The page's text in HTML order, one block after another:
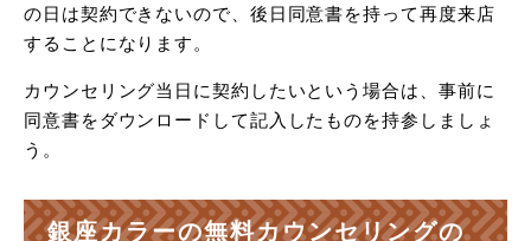
の日は契約できないので、後日同意書を持って再度来店
することになります。
カウンセリング当日に契約したいという場合は、事前に
同意書をダウンロードして記入したものを持参しましょ
う。
銀座カラーの無料カウンセリングの